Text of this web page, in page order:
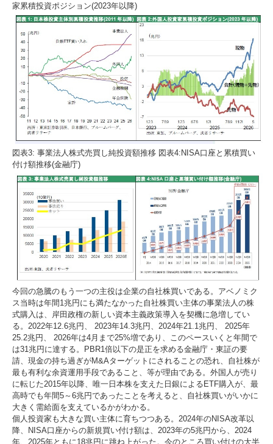
家累積投資ポジション(2023年以降)
図表3: 事業法人株式売買し純投資額推移 図表4:NISA口座と累積買い
付け額推移(金融庁)
今回の急騰のもう一つの主役は企業の自社株買いである。アベノミク
ス当時は年間1兆円にも満たなかった自社株買い主体の事業法人の株
式購入は、岸田政権の新しい資本主義政策導入を契機に急増してい
る。2022年12.6兆円、 2023年14.3兆円、2024年21.1兆円、 2025年
25.2兆円、 2026年は4月まで25%増であり、このペースいくと年間で
は31兆円に達する。PBR1倍以下の是正を求める金融庁・東証の要
請、現金の持ち過ぎがM&Aターゲットにされることの恐れ、自社株が
最も有利な余資運用手段であること、等が理由である。外国人が売り
に転じた2015年以降、唯一日本株を支えた日銀によるETF購入が、最
高時でも年間5～6兆円であったことを考えると、自社株買いがいかに
大きく需給面を支えているかがわかる。
個人投資家も大きな買い主体に育ちつつある。2024年のNISA改革以
降、NISA口座からの新規買い付け額は、2023年の5兆円から、2024
年、2025年ともに18兆円に跳ね上がった。今のところ買い付けの大半